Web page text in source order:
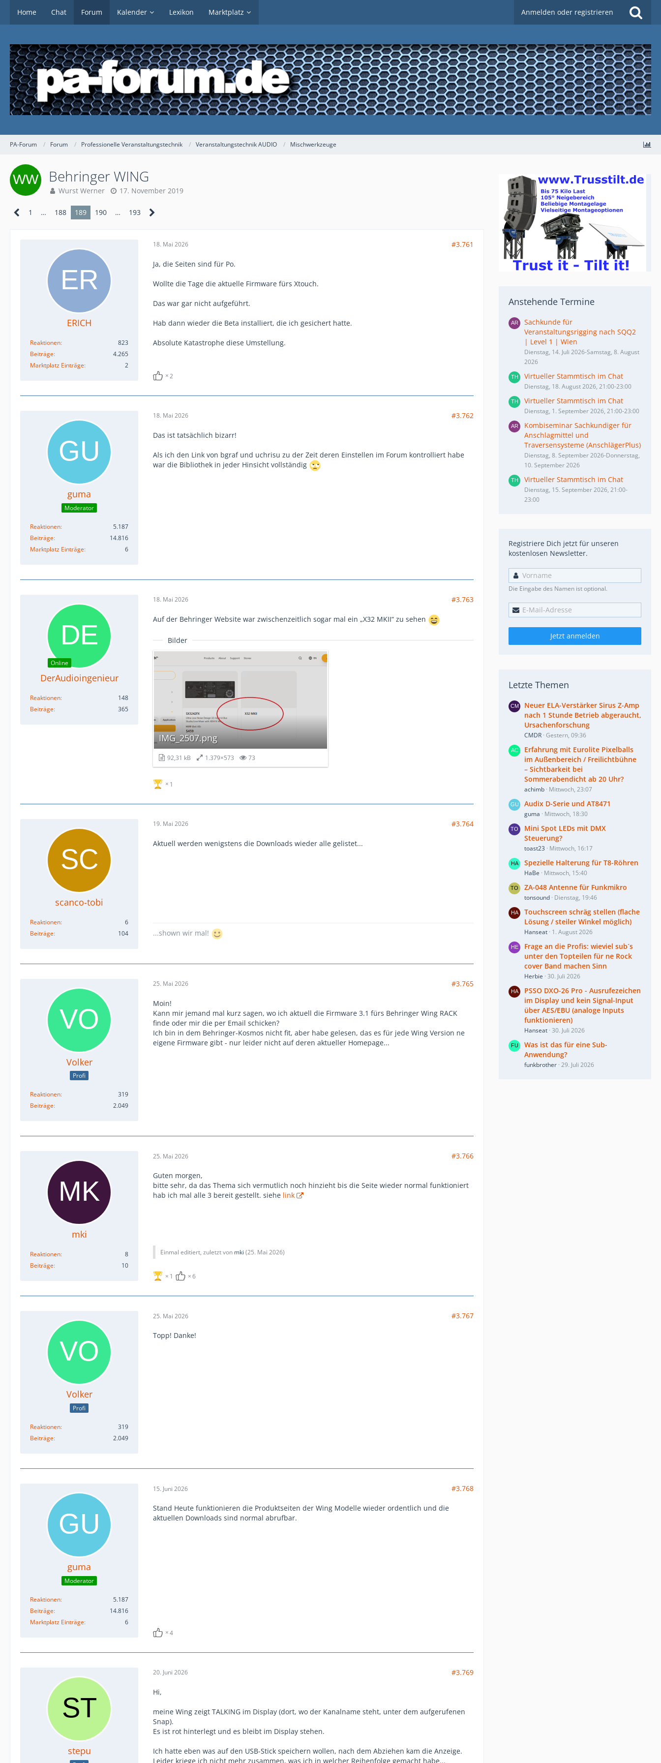
Home Chat Forum Kalender Lexikon Marktplatz Anmelden oder registrieren
PA-Forum Forum Professionelle Veranstaltungstechnik Veranstaltungstechnik AUDIO Mischwerkzeuge
Behringer WING
Wurst Werner 17. November 2019
1 … 188 189 190 … 193
ERICH
Reaktionen
823
Beiträge
4.265
Marktplatz Einträge
2
18. Mai 2026 #3.761
Ja, die Seiten sind für Po.
Wollte die Tage die aktuelle Firmware fürs Xtouch.
Das war gar nicht aufgeführt.
Hab dann wieder die Beta installiert, die ich gesichert hatte.
Absolute Katastrophe diese Umstellung.
2
guma
Moderator
Reaktionen
5.187
Beiträge
14.816
Marktplatz Einträge
6
18. Mai 2026 #3.762
Das ist tatsächlich bizarr!
Als ich den Link von bgraf und uchrisu zu der Zeit deren Einstellen im Forum kontrolliert habe
war die Bibliothek in jeder Hinsicht vollständig
Online
DerAudioingenieur
Reaktionen
148
Beiträge
365
18. Mai 2026 #3.763
Auf der Behringer Website war zwischenzeitlich sogar mal ein „X32 MKII“ zu sehen
Bilder
IMG_2507.png
92,31 kB 1.379×573 73
1
scanco-tobi
Reaktionen
6
Beiträge
104
19. Mai 2026 #3.764
Aktuell werden wenigstens die Downloads wieder alle gelistet...
...shown wir mal!
Volker
Profi
Reaktionen
319
Beiträge
2.049
25. Mai 2026 #3.765
Moin!
Kann mir jemand mal kurz sagen, wo ich aktuell die Firmware 3.1 fürs Behringer Wing RACK
finde oder mir die per Email schicken?
Ich bin in dem Behringer-Kosmos nicht fit, aber habe gelesen, das es für jede Wing Version ne
eigene Firmware gibt - nur leider nicht auf deren aktueller Homepage...
mki
Reaktionen
8
Beiträge
10
25. Mai 2026 #3.766
Guten morgen,
bitte sehr, da das Thema sich vermutlich noch hinzieht bis die Seite wieder normal funktioniert
hab ich mal alle 3 bereit gestellt. siehe link
Einmal editiert, zuletzt von mki (25. Mai 2026)
1 6
Volker
Profi
Reaktionen
319
Beiträge
2.049
25. Mai 2026 #3.767
Topp! Danke!
guma
Moderator
Reaktionen
5.187
Beiträge
14.816
Marktplatz Einträge
6
15. Juni 2026 #3.768
Stand Heute funktionieren die Produktseiten der Wing Modelle wieder ordentlich und die
aktuellen Downloads sind normal abrufbar.
4
stepu
20. Juni 2026 #3.769
Hi,
meine Wing zeigt TALKING im Display (dort, wo der Kanalname steht, unter dem aufgerufenen
Snap).
Es ist rot hinterlegt und es bleibt im Display stehen.
Ich hatte eben was auf den USB-Stick speichern wollen, nach dem Abziehen kam die Anzeige.
Leider kriege ich nicht mehr zusammen, was ich in welcher Reihenfolge gemacht habe...
Anstehende Termine
Sachkunde für
Veranstaltungsrigging nach SQQ2
| Level 1 | Wien
Dienstag, 14. Juli 2026-Samstag, 8. August
2026
Virtueller Stammtisch im Chat
Dienstag, 18. August 2026, 21:00-23:00
Virtueller Stammtisch im Chat
Dienstag, 1. September 2026, 21:00-23:00
Kombiseminar Sachkundiger für
Anschlagmittel und
Traversensysteme (AnschlägerPlus)
Dienstag, 8. September 2026-Donnerstag,
10. September 2026
Virtueller Stammtisch im Chat
Dienstag, 15. September 2026, 21:00-
23:00
Registriere Dich jetzt für unseren
kostenlosen Newsletter.
Die Eingabe des Namen ist optional.
Jetzt anmelden
Letzte Themen
Neuer ELA-Verstärker Sirus Z-Amp
nach 1 Stunde Betrieb abgeraucht,
Ursachenforschung
CMDR Gestern, 09:36
Erfahrung mit Eurolite Pixelballs
im Außenbereich / Freilichtbühne
– Sichtbarkeit bei
Sommerabendicht ab 20 Uhr?
achimb Mittwoch, 23:07
Audix D-Serie und AT8471
guma Mittwoch, 18:30
Mini Spot LEDs mit DMX
Steuerung?
toast23 Mittwoch, 16:17
Spezielle Halterung für T8-Röhren
HaBe Mittwoch, 15:40
ZA-048 Antenne für Funkmikro
tonsound Dienstag, 19:46
Touchscreen schräg stellen (flache
Lösung / steiler Winkel möglich)
Hanseat 1. August 2026
Frage an die Profis: wieviel sub´s
unter den Topteilen für ne Rock
cover Band machen Sinn
Herbie 30. Juli 2026
PSSO DXO-26 Pro - Ausrufezeichen
im Display und kein Signal-Input
über AES/EBU (analoge Inputs
funktionieren)
Hanseat 30. Juli 2026
Was ist das für eine Sub-
Anwendung?
funkbrother 29. Juli 2026